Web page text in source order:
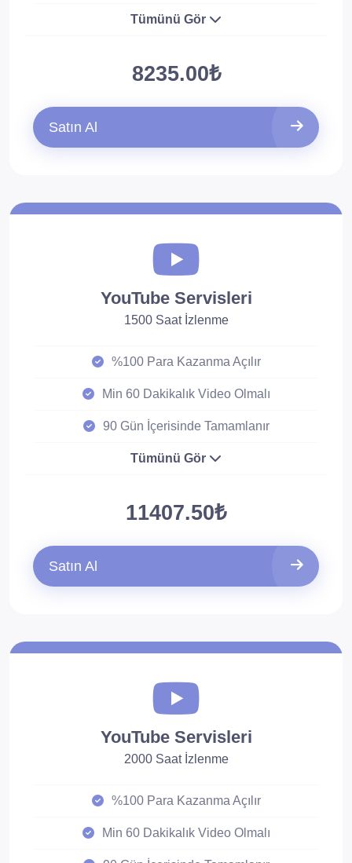
Tümünü Gör
8235.00₺
Satın Al
YouTube Servisleri
1500 Saat İzlenme
%100 Para Kazanma Açılır
Min 60 Dakikalık Video Olmalı
90 Gün İçerisinde Tamamlanır
Tümünü Gör
11407.50₺
Satın Al
YouTube Servisleri
2000 Saat İzlenme
%100 Para Kazanma Açılır
Min 60 Dakikalık Video Olmalı